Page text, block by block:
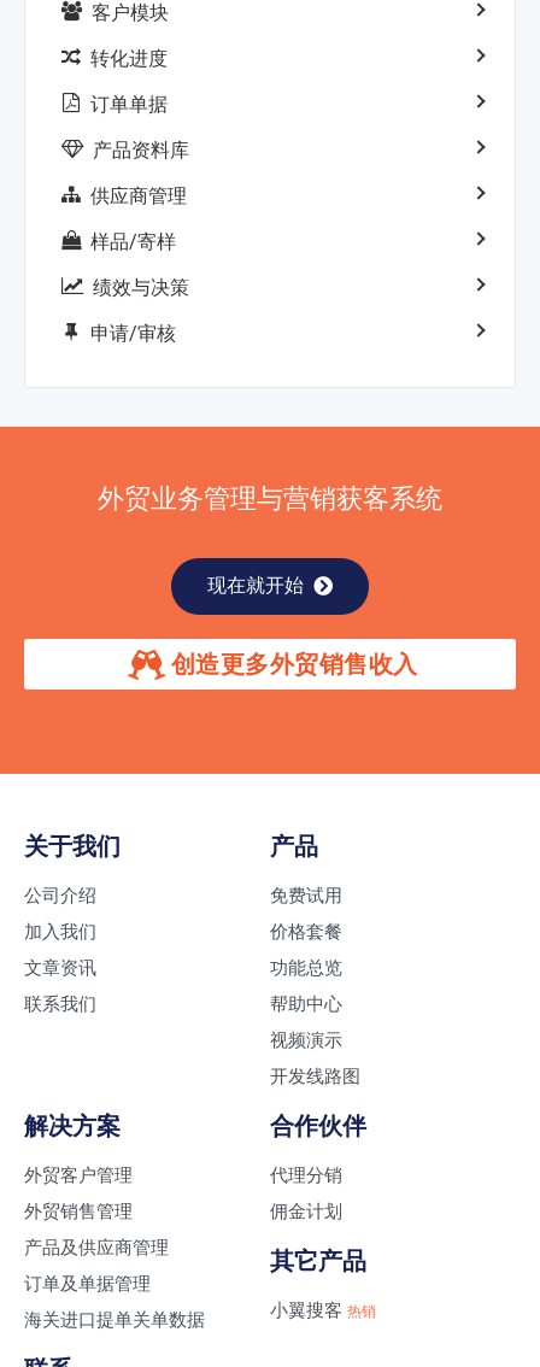
客户模块
转化进度
订单单据
产品资料库
供应商管理
样品/寄样
绩效与决策
申请/审核
外贸业务管理与营销获客系统
现在就开始
创造更多外贸销售收入
关于我们
公司介绍
加入我们
文章资讯
联系我们
产品
免费试用
价格套餐
功能总览
帮助中心
视频演示
开发线路图
解决方案
外贸客户管理
外贸销售管理
产品及供应商管理
订单及单据管理
海关进口提单关单数据
合作伙伴
代理分销
佣金计划
其它产品
小翼搜客 热销